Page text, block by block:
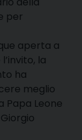
per
aperta a
la
ha
meglio
Papa Leone